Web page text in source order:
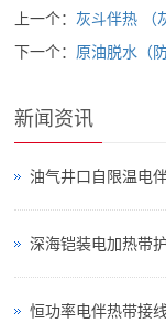
上一个： 灰斗伴热 （
下一个： 原油脱水（防爆
新闻资讯
油气井口自限温电
深海铠装电加热带
恒功率电伴热带接